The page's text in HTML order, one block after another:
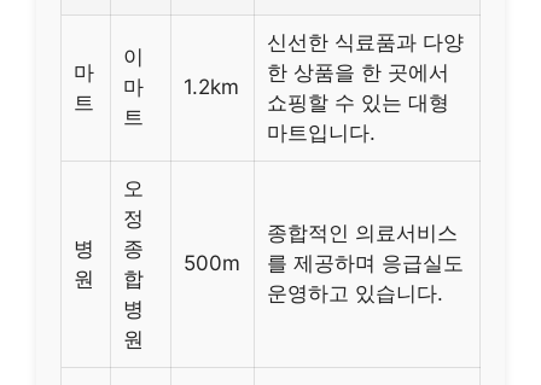
마
트
이
마
트
1.2km
신선한 식료품과 다양
한 상품을 한 곳에서
쇼핑할 수 있는 대형
마트입니다.
병
원
오
정
종
합
병
원
500m
종합적인 의료서비스
를 제공하며 응급실도
운영하고 있습니다.